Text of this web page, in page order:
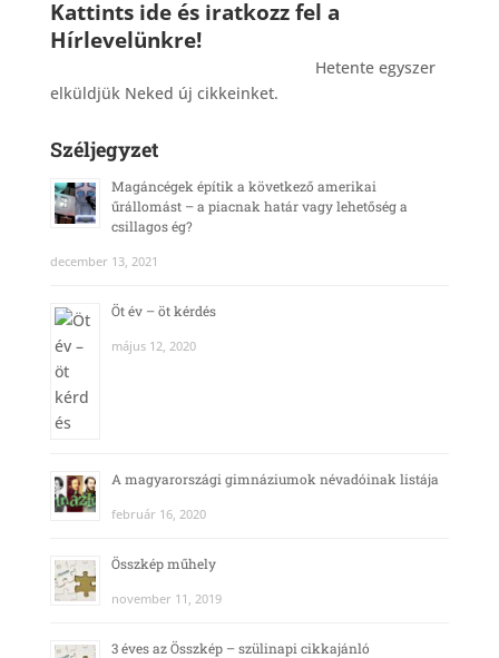
Kattints ide és iratkozz fel a
Hírlevelünkre!
Hetente egyszer
elküldjük Neked új cikkeinket.
Széljegyzet
Magáncégek építik a következő amerikai
űrállomást – a piacnak határ vagy lehetőség a
csillagos ég?
december 13, 2021
Öt év – öt kérdés
május 12, 2020
A magyarországi gimnáziumok névadóinak listája
február 16, 2020
Összkép műhely
november 11, 2019
3 éves az Összkép – szülinapi cikkajánló